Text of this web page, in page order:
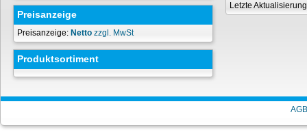
Preisanzeige
Preisanzeige: Netto zzgl. MwSt
Produktsortiment
Letzte
AGB